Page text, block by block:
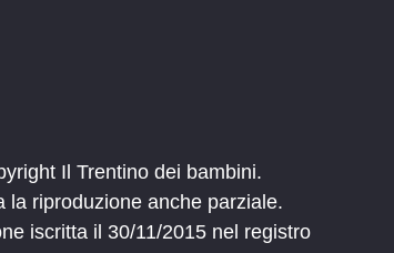
Il Trentino dei bambini.
la riproduzione anche parziale.
iscritta il 30/11/2015 nel registro